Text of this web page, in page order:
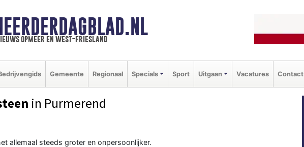
opmeer en west-friesland
Gemeente Regionaal Specials Sport Uitgaan Vacatures Contact
in Purmerend
allemaal steeds groter en onpersoonlijker.